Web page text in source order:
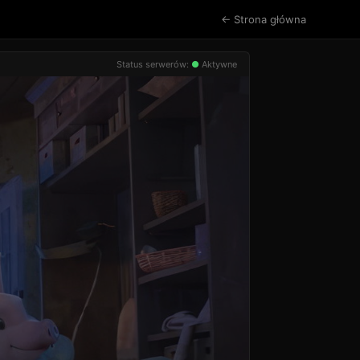
← Strona główna
Status serwerów: ● Aktywne